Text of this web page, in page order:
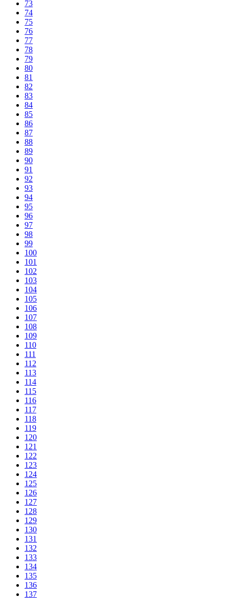
73
74
75
76
77
78
79
80
81
82
83
84
85
86
87
88
89
90
91
92
93
94
95
96
97
98
99
100
101
102
103
104
105
106
107
108
109
110
111
112
113
114
115
116
117
118
119
120
121
122
123
124
125
126
127
128
129
130
131
132
133
134
135
136
137